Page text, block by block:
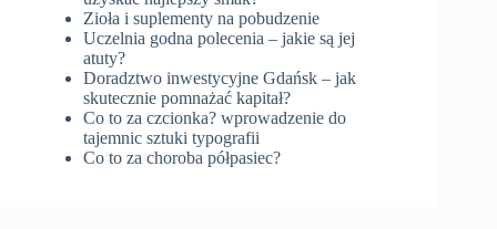
Zioła i suplementy na pobudzenie
Uczelnia godna polecenia – jakie są jej
atuty?
Doradztwo inwestycyjne Gdańsk – jak
skutecznie pomnażać kapitał?
Co to za czcionka? wprowadzenie do
tajemnic sztuki typografii
Co to za choroba półpasiec?